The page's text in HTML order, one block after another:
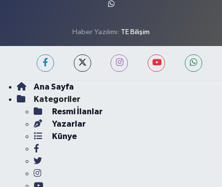
Haber Yazılımı: TE Bilişim
Ana Sayfa
Kategoriler
Resmi İlanlar
Yazarlar
Künye